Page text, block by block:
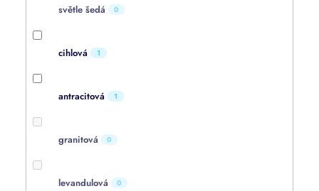
světle šedá 0
cihlová 1
antracitová 1
granitová 0
levandulová 0